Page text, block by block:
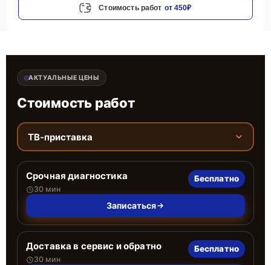
Стоимость работ от 450₽
АКТУАЛЬНЫЕ ЦЕНЫ
Стоимость работ
ТВ-приставка
Срочная диагностика
30 мин
Бесплатно
Записаться
Доставка в сервис и обратно
30 мин
Бесплатно